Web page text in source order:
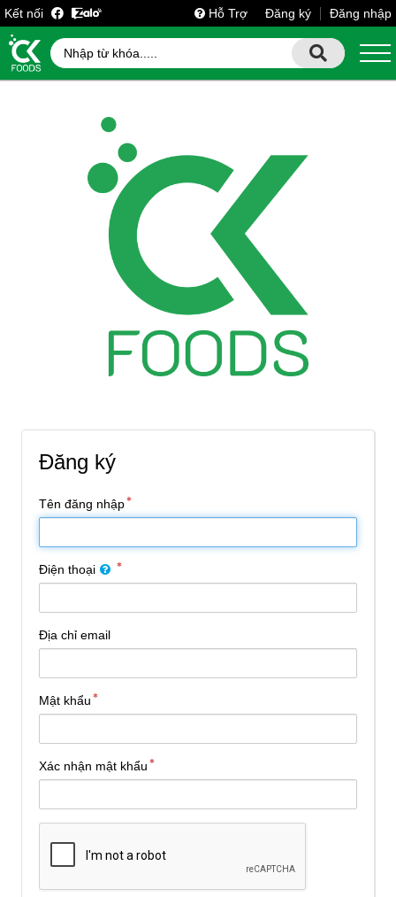
Kết nối Hỗ Trợ Đăng ký Đăng nhập
Đăng ký
Tên đăng nhập
Điện thoại
Địa chỉ email
Mật khẩu
Xác nhận mật khẩu